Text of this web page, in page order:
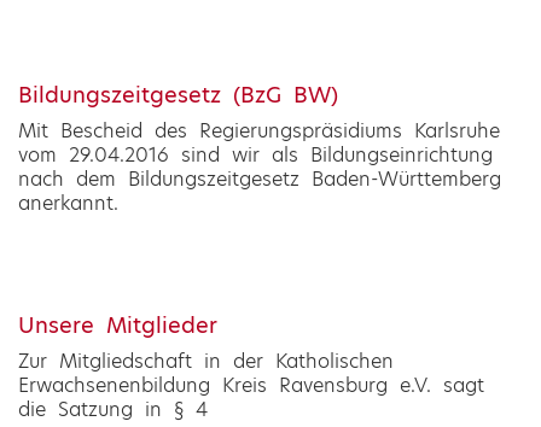
Bildungszeitgesetz (BzG BW)
Mit Bescheid des Regierungspräsidiums Karlsruhe
vom 29.04.2016 sind wir als Bildungseinrichtung
nach dem Bildungszeitgesetz Baden-Württemberg
anerkannt.
Unsere Mitglieder
Zur Mitgliedschaft in der Katholischen
Erwachsenenbildung Kreis Ravensburg e.V. sagt
die Satzung in § 4